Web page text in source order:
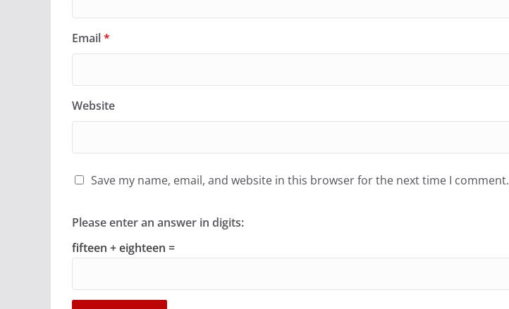
Email*
Website
Save my name, email, and website in this browser for the next time I comment.
Please enter an answer in digits:
fifteen + eighteen =